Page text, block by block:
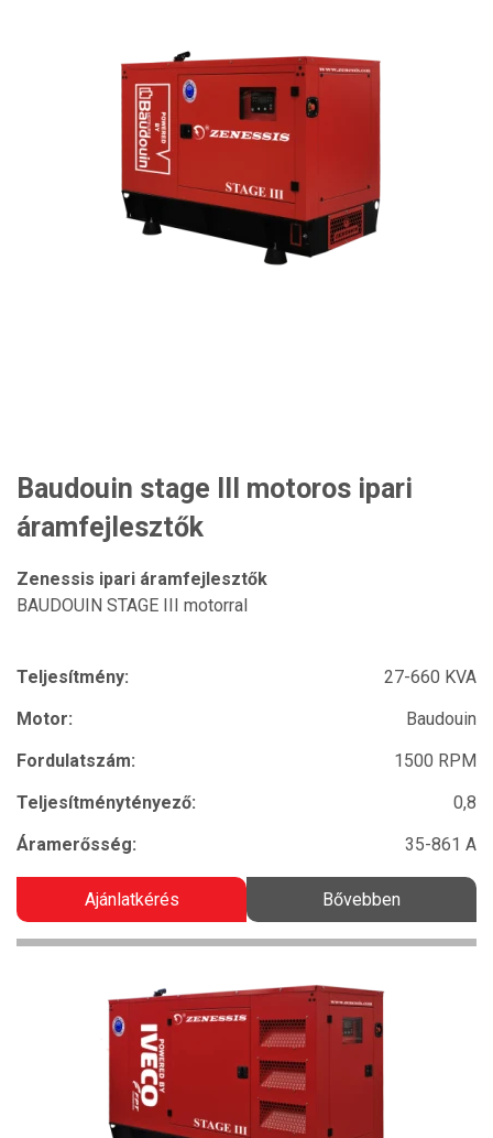
Baudouin stage III motoros ipari
áramfejlesztők
Zenessis ipari áramfejlesztők
BAUDOUIN STAGE III motorral
Teljesítmény:
27-660 KVA
Motor:
Baudouin
Fordulatszám:
1500 RPM
Teljesítménytényező:
0,8
Áramerősség:
35-861 A
Ajánlatkérés Bővebben